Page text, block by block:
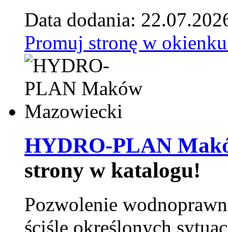
Data dodania:
Promuj stronę w
HYDRO-PLAN
strony w katalogu!
Pozwolenie
ściśle określonych